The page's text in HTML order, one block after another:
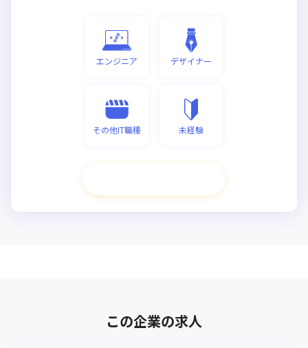
エンジニア デザイナー
その他IT職種 未経験
この企業の求人